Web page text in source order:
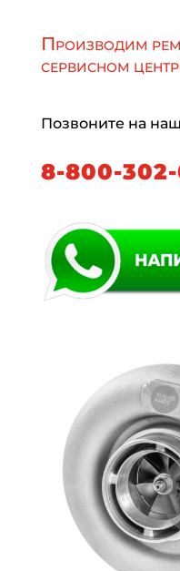
Производим
сервисном
Позвоните на
8-800-